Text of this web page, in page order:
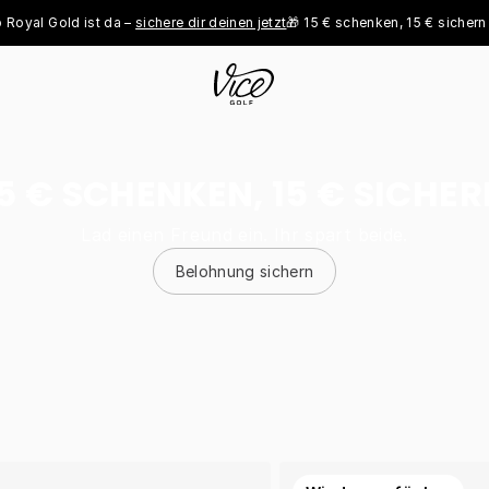
Gold ist da – sichere dir deinen jetzt🎁 15 € schenken, 15 € sichern - jetzt
Belohnung sichern